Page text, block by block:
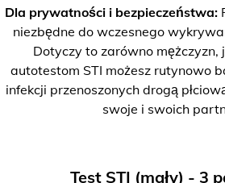
Dla prywatności i bezpieczeństwa:
niezbędne do wczesnego
Dotyczy to zarówno mężczyzn,
autotestom STI możesz rutynowo
infekcji przenoszonych drogą
swoje i swoich
Test STI (mały) - 3